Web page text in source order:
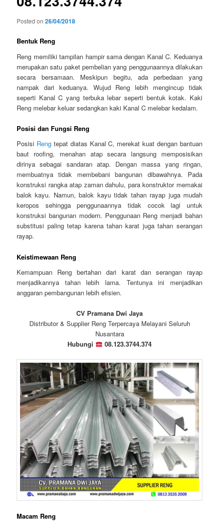
Posted on26/04/2018
Bentuk Reng
Reng memiliki tampilan hampir sama dengan Kanal C. Keduanya
merupakan satu paket pembelian yang penggunaannya dilakukan
secara bersamaan. Meskipun begitu, ada perbedaan yang
nampak dari keduanya. Wujud Reng lebih mengincup tidak
seperti Kanal C yang terbuka lebar seperti bentuk kotak. Kaki
Reng melebar keluar sedangkan kaki Kanal C melebar kedalam.
Posisi dan Fungsi Reng
Posisi Rengtepat diatas Kanal C, merekat kuat dengan bantuan
baut roofing, menahan atap secara langsung memposisikan
dirinya sebagai sandaran atap. Dengan massa yang ringan,
membuatnya tidak membebani bangunan dibawahnya. Pada
konstruksi rangka atap zaman dahulu, para konstruktor memakai
balok kayu. Namun, balok kayu tidak tahan rayap juga mudah
keropos sehingga penggunaannya tidak cocok lagi untuk
konstruksi bangunan modern. Penggunaan Reng menjadi bahan
substitusi paling tetap karena tahan karat juga tahan serangan
rayap.
Keistimewaan Reng
Kemampuan Reng bertahan dari karat dan serangan rayap
menjadikannya tahan lebih lama. Tentunya ini menjadikan
anggaran pembangunan lebih efisien.
CV Pramana Dwi Jaya
Distributor & Supplier Reng Terpercaya Melayani Seluruh
Nusantara
Hubungi
08.123.3744.374
Macam Reng